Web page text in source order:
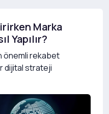
Marka
Yapılır?
önemli rekabet
dijital strateji